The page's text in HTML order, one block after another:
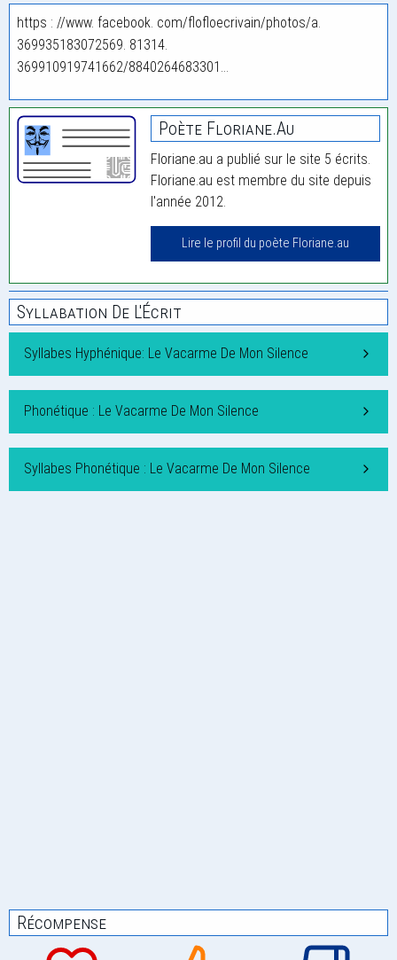
https : //www. facebook. com/flofloecrivain/photos/a.
369935183072569. 81314.
369910919741662/8840264683301…
Poète Floriane.au
Floriane.au a publié sur le site 5 écrits.
Floriane.au est membre du site depuis
l'année 2012.
Lire le profil du poète Floriane.au
Syllabation De L'Écrit
Syllabes Hyphénique: Le Vacarme De Mon Silence
Phonétique : Le Vacarme De Mon Silence
Syllabes Phonétique : Le Vacarme De Mon Silence
Récompense